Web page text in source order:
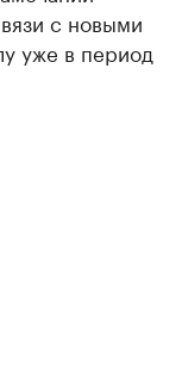
с новыми
уже в период